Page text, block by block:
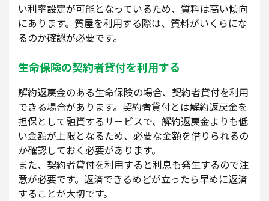
い利率設定が可能となっているため、質料は高い傾向
にあります。質屋を利用する際は、質料がいくらにな
るのか確認が必要です。
生命保険の契約者貸付を利用する
解約返戻金のある生命保険の場合、契約者貸付を利用
できる場合があります。契約者貸付とは解約返戻金を
担保として融資するサービスで、解約返戻金よりも低
い金額が上限となるため、必要な金額を借りられるの
か確認しておく必要があります。
また、契約者貸付を利用すると利息も発生するので注
意が必要です。返済できるめどが立ったら早めに返済
することが大切です。